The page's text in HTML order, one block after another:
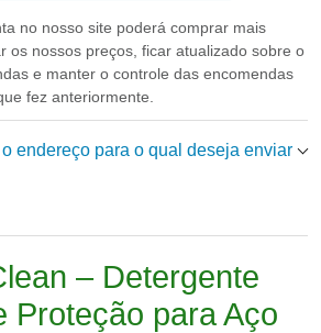
no nosso site poderá comprar mais
os nossos preços, ficar atualizado sobre o
e manter o controle das encomendas
fez anteriormente.
endereço para o qual deseja enviar
– Detergente
Proteção para Aço